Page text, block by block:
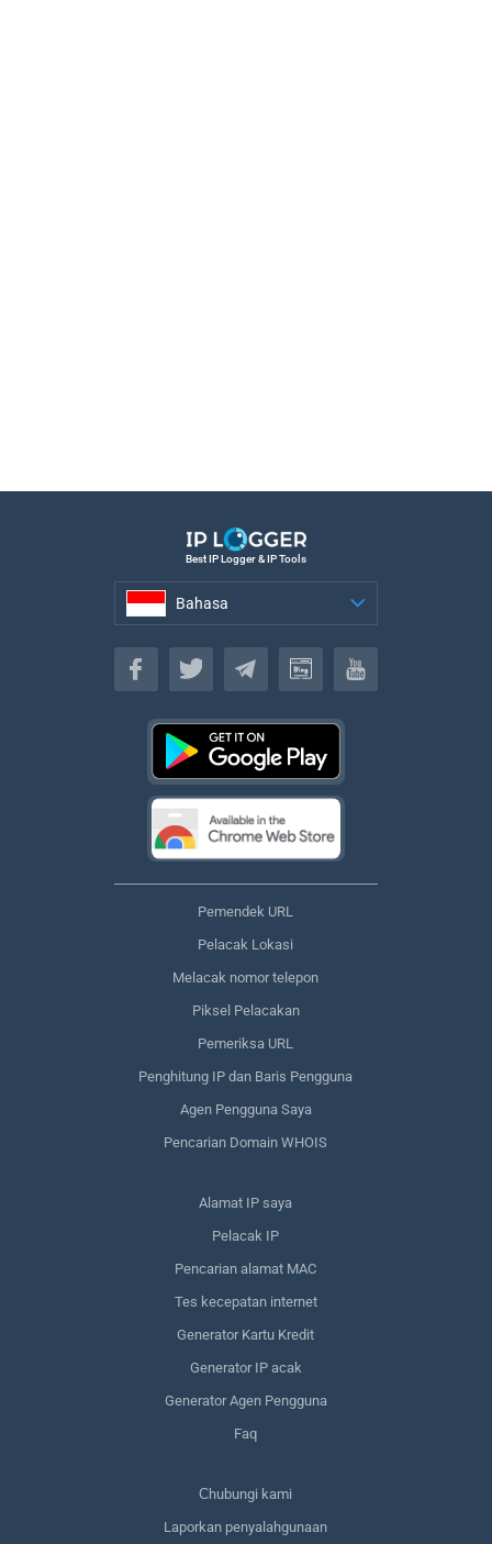
Best IP Logger & IP Tools
Bahasa
Bahasa
Pemendek URL
Pelacak Lokasi
Melacak nomor telepon
Piksel Pelacakan
Pemeriksa URL
Penghitung IP dan Baris Pengguna
Agen Pengguna Saya
Pencarian Domain WHOIS
Alamat IP saya
Pelacak IP
Pencarian alamat MAC
Tes kecepatan internet
Generator Kartu Kredit
Generator IP acak
Generator Agen Pengguna
Faq
Сhubungi kami
Laporkan penyalahgunaan